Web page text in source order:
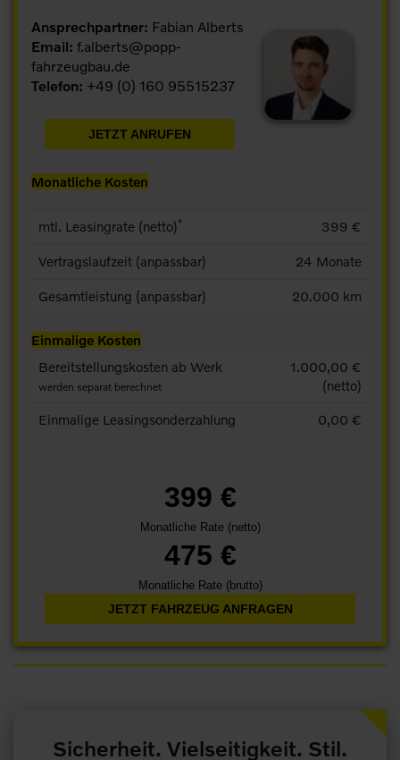
Ansprechpartner: Fabian Alberts
Email: f.alberts@popp-
fahrzeugbau.de
Telefon: +49 (0) 160 95515237
JETZT ANRUFEN
Monatliche Kosten
mtl. Leasingrate (netto)* 399 €
Vertragslaufzeit (anpassbar) 24 Monate
Gesamtleistung (anpassbar) 20.000 km
Einmalige Kosten
Bereitstellungskosten ab Werk
werden separat berechnet
1.000,00 €
(netto)
Einmalige Leasingsonderzahlung 0,00 €
JETZT FAHRZEUG ANFRAGEN
399 €
Monatliche Rate (netto)
475 €
Monatliche Rate (brutto)
Sicherheit. Vielseitigkeit. Stil.